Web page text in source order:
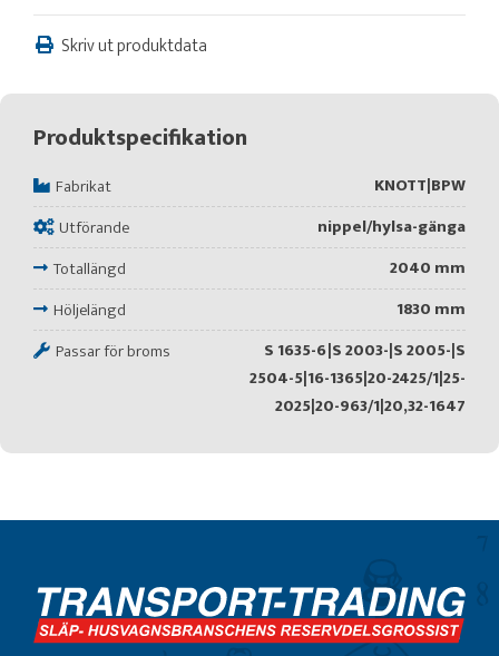
Skriv ut produktdata
Produktspecifikation
Fabrikat
KNOTT|BPW
Utförande
nippel/hylsa-gänga
Totallängd
2040 mm
Höljelängd
1830 mm
Passar för broms
S 1635-6|S 2003-|S 2005-|S
2504-5|16-1365|20-2425/1|25-
2025|20-963/1|20,32-1647